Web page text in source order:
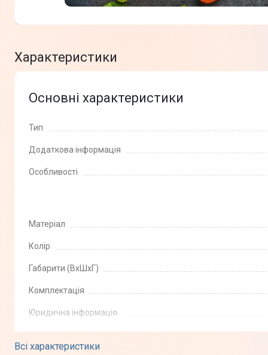
Характеристики
Всі характеристики
Основні характеристики
Тип
Додаткова інформація
Особливості
Матеріал
Колір
Габарити (ВхШхГ)
Комплектація
Юридична інформація